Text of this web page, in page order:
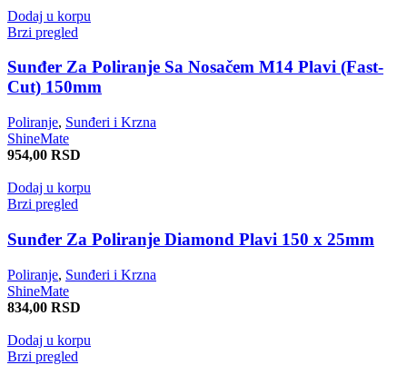
Dodaj u korpu
Brzi pregled
Sunđer Za Poliranje Sa Nosačem M14 Plavi (Fast-
Cut) 150mm
Poliranje, Sunđeri i Krzna
ShineMate
954,00 RSD
Dodaj u korpu
Brzi pregled
Sunđer Za Poliranje Diamond Plavi 150 x 25mm
Poliranje, Sunđeri i Krzna
ShineMate
834,00 RSD
Dodaj u korpu
Brzi pregled